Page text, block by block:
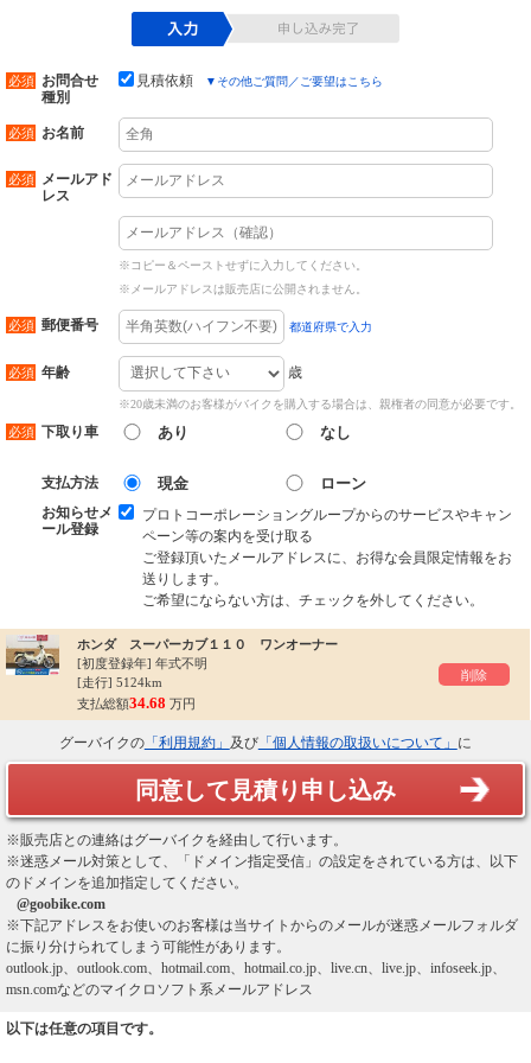
お問合せ
種別
見積依頼 ▼ その他ご質問／ご要望はこちら
お名前
メールアド
レス
※コピー＆ペーストせずに入力してください。
※メールアドレスは販売店に公開されません。
郵便番号 都道府県で入力
年齢 歳
※20歳未満のお客様がバイクを購入する場合は、親権者の同意が必要です。
下取り車 あり なし
支払方法 現金 ローン
お知らせメ
ール登録
プロトコーポレーショングループからのサービスやキャン
ペーン等の案内を受け取る
ご登録頂いたメールアドレスに、お得な会員限定情報をお
送りします。
ご希望にならない方は、チェックを外してください。
ホンダ スーパーカブ１１０ ワンオーナー
[初度登録年] 年式不明
[走行] 5124km
支払総額34.68 万円
削除
グーバイクの「利用規約」 及び「個人情報の取扱いについて」 に
同意して見積り申し込み
※販売店との連絡はグーバイクを経由して行います。
※迷惑メール対策として、「ドメイン指定受信」の設定をされている方は、以下
のドメインを追加指定してください。
@goobike.com
※下記アドレスをお使いのお客様は当サイトからのメールが迷惑メールフォルダ
に振り分けられてしまう可能性があります。
outlook.jp、outlook.com、hotmail.com、hotmail.co.jp、live.cn、live.jp、infoseek.jp、
msn.comなどのマイクロソフト系メールアドレス
以下は任意の項目です。